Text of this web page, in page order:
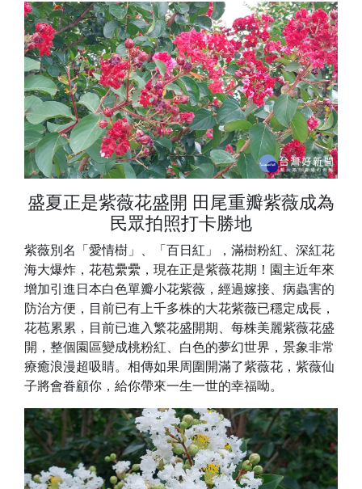
盛夏正是紫薇花盛開 田尾重瓣紫薇成為
民眾拍照打卡勝地
紫薇別名「愛情樹」、「百日紅」，滿樹粉紅、深紅花
海大爆炸，花苞纍纍，現在正是紫薇花期！園主近年來
增加引進日本白色單瓣小花紫薇，經過嫁接、病蟲害的
防治方便，目前已有上千多株的大花紫薇已穩定成長，
花苞累累，目前已進入繁花盛開期、每株美麗紫薇花盛
開，整個園區變成桃粉紅、白色的夢幻世界，景象非常
療癒浪漫超吸睛。相傳如果周圍開滿了紫薇花，紫薇仙
子將會眷顧你，給你帶來一生一世的幸福呦。